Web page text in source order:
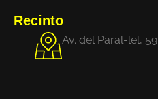
Recinto
Av. del Paral-lel, 59